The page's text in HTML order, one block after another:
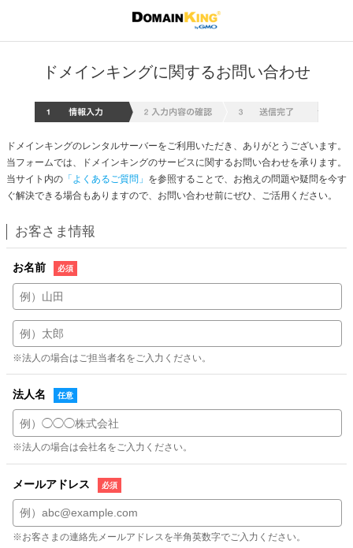
ドメインキングに関するお問い合わせ
ドメインキングのレンタルサーバーをご利用いただき、ありがとうございます。
当フォームでは、ドメインキングのサービスに関するお問い合わせを承ります。
当サイト内の 「よくあるご質問」 を参照することで、お抱えの問題や疑問を今す
ぐ解決できる場合もありますので、お問い合わせ前にぜひ、ご活用ください。
お客さま情報
お名前
※法人の場合はご担当者名をご入力ください。
法人名
※法人の場合は会社名をご入力ください。
メールアドレス
※お客さまの連絡先メールアドレスを半角英数字でご入力ください。